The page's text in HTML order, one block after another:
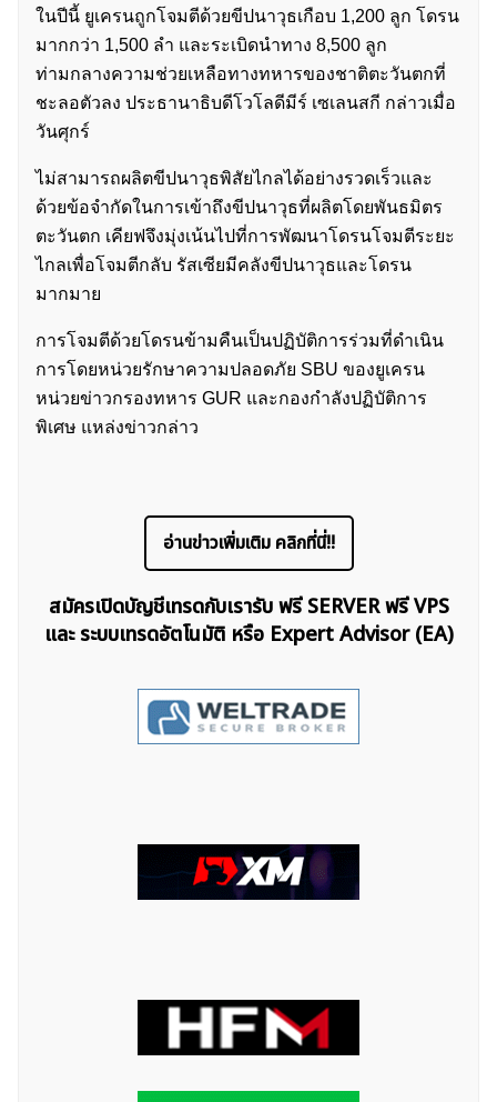
สำหรับ:
ในปีนี้ ยูเครนถูกโจมตีด้วยขีปนาวุธเกือบ 1,200 ลูก โดรน
มากกว่า 1,500 ลำ และระเบิดนำทาง 8,500 ลูก
ท่ามกลางความช่วยเหลือทางทหารของชาติตะวันตกที่
ชะลอตัวลง ประธานาธิบดีโวโลดีมีร์ เซเลนสกี กล่าวเมื่อ
วันศุกร์
ไม่สามารถผลิตขีปนาวุธพิสัยไกลได้อย่างรวดเร็วและ
ด้วยข้อจำกัดในการเข้าถึงขีปนาวุธที่ผลิตโดยพันธมิตร
ตะวันตก เคียฟจึงมุ่งเน้นไปที่การพัฒนาโดรนโจมตีระยะ
ไกลเพื่อโจมตีกลับ รัสเซียมีคลังขีปนาวุธและโดรน
มากมาย
การโจมตีด้วยโดรนข้ามคืนเป็นปฏิบัติการร่วมที่ดำเนิน
การโดยหน่วยรักษาความปลอดภัย SBU ของยูเครน
หน่วยข่าวกรองทหาร GUR และกองกำลังปฏิบัติการ
พิเศษ แหล่งข่าวกล่าว
อ่านข่าวเพิ่มเติม คลิกที่นี่!!
สมัครเปิดบัญชีเทรดกับเรารับ ฟรี SERVER ฟรี VPS
และ ระบบเทรดอัตโนมัติ หรือ Expert Advisor (EA)